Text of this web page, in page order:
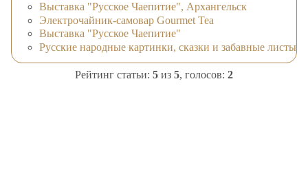
Выставка "Русское Чаепитие", Архангельск
Электрочайник-самовар Gourmet Tea
Выставка "Русское Чаепитие"
Русские народные картинки, сказки и забавные листы
Рейтинг статьи: 5 из 5, голосов: 2